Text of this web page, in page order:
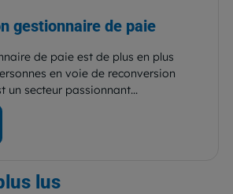
gestionnaire de paie
de paie est de plus en plus
en voie de reconversion
un secteur passionnant...
lus